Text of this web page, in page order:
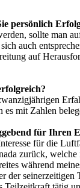
persönlich
sollte man
auch
auf
es mit Zahlen
für Ihren
für die
zurück,
während
der seinerzeitigen